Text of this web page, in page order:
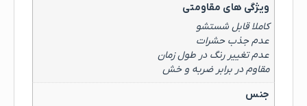
ویژگی های مقاومتی
کاملا قابل شستشو
عدم جذب حشرات
عدم تغییر رنگ در طول زمان
مقاوم در برابر ضربه و خش
جنس